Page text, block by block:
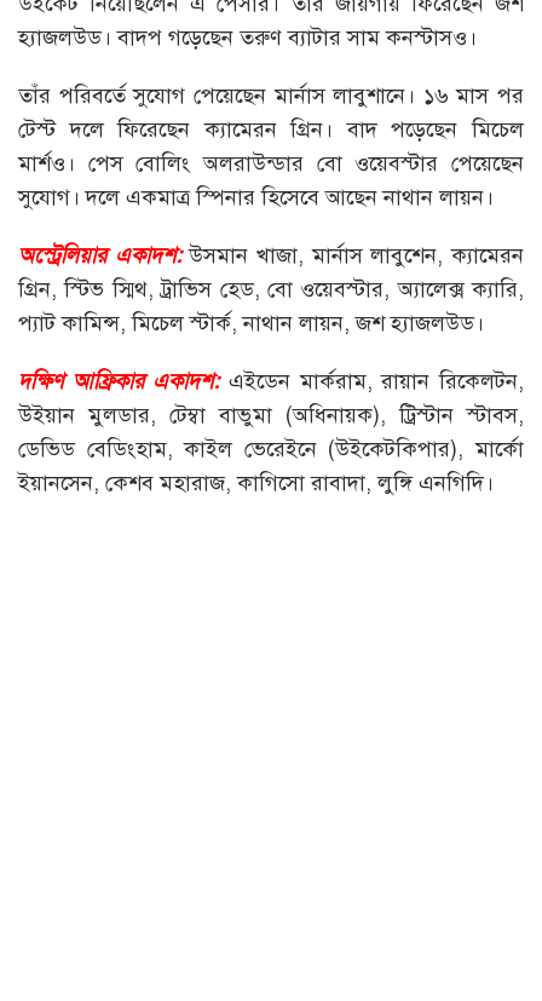
হ্যাজলউড। বাদপ গড়েছেন তরুণ ব্যাটার সাম কনস্টাসও।
তাঁর পরিবর্তে সুযোগ পেয়েছেন মার্নাস লাবুশানে। ১৬ মাস পর
টেস্ট দলে ফিরেছেন ক্যামেরন গ্রিন। বাদ পড়েছেন মিচেল
মার্শও। পেস বোলিং অলরাউন্ডার বো ওয়েবস্টার পেয়েছেন
সুযোগ। দলে একমাত্র স্পিনার হিসেবে আছেন নাথান লায়ন।
অস্ট্রেলিয়ার একাদশ:উসমান খাজা, মার্নাস লাবুশেন, ক্যামেরন
গ্রিন, স্টিভ স্মিথ, ট্রাভিস হেড, বো ওয়েবস্টার, অ্যালেক্স ক্যারি,
প্যাট কামিন্স, মিচেল স্টার্ক, নাথান লায়ন, জশ হ্যাজলউড।
দক্ষিণ আফ্রিকার একাদশ:এইডেন মার্করাম, রায়ান রিকেলটন,
উইয়ান মুলডার, টেম্বা বাভুমা (অধিনায়ক), ট্রিস্টান স্টাবস,
ডেভিড বেডিংহাম, কাইল ভেরেইনে (উইকেটকিপার), মার্কো
ইয়ানসেন, কেশব মহারাজ, কাগিসো রাবাদা, লুঙ্গি এনগিদি।